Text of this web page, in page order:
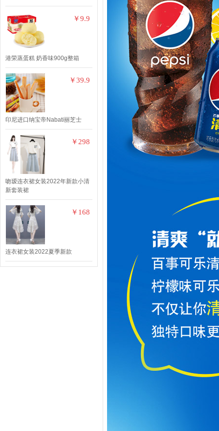
￥9.9
港荣蒸蛋糕 奶香味900g整箱
￥39.9
印尼进口纳宝帝Nabati丽芝士
￥298
吻瑷连衣裙女装2022年新款小清
新套装裙
￥168
连衣裙女装2022夏季新款